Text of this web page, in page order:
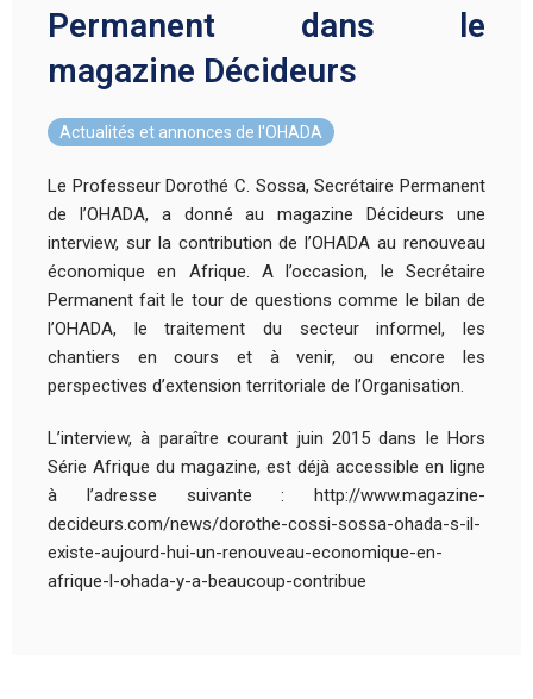
Permanent dans le
magazine Décideurs
Actualités et annonces de l'OHADA
Le Professeur Dorothé C. Sossa, Secrétaire Permanent
de l’OHADA, a donné au magazine Décideurs une
interview, sur la contribution de l’OHADA au renouveau
économique en Afrique. A l’occasion, le Secrétaire
Permanent fait le tour de questions comme le bilan de
l’OHADA, le traitement du secteur informel, les
chantiers en cours et à venir, ou encore les
perspectives d’extension territoriale de l’Organisation.
L’interview, à paraître courant juin 2015 dans le Hors
Série Afrique du magazine, est déjà accessible en ligne
à l’adresse suivante : http://www.magazine-
decideurs.com/news/dorothe-cossi-sossa-ohada-s-il-
existe-aujourd-hui-un-renouveau-economique-en-
afrique-l-ohada-y-a-beaucoup-contribue